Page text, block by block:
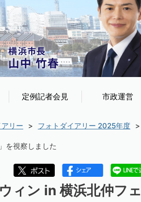
定例記者会見 市政運営
リー
フォトダイアリー 2025年度
を視察しました
ィン in 横浜北仲フェ